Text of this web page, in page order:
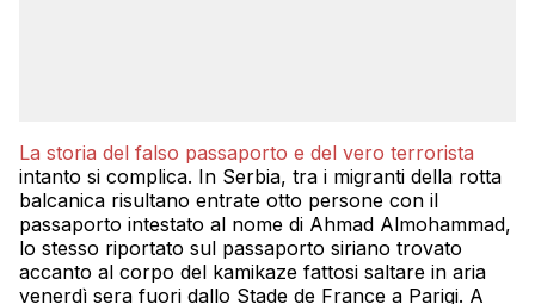
La storia del falso passaporto e del vero terrorista
intanto si complica. In Serbia, tra i migranti della rotta
balcanica risultano entrate otto persone con il
passaporto intestato al nome di Ahmad Almohammad,
lo stesso riportato sul passaporto siriano trovato
accanto al corpo del kamikaze fattosi saltare in aria
venerdì sera fuori dallo Stade de France a Parigi. A